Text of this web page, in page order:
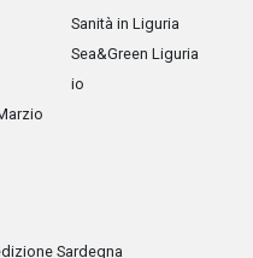
Sanità in Liguria
Sea&Green Liguria
io
Sardegna